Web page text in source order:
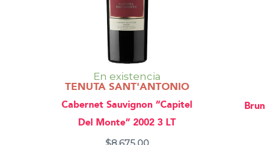
En existencia
TENUTA SANT'ANTONIO
Cabernet Sauvignon “Capitel
Del Monte” 2002 3 LT
$8,675.00